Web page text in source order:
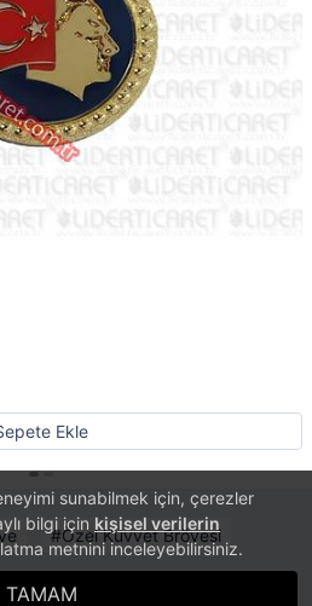
sunabilmek için, çerezler
bilgi için kişisel verilerin
metnini inceleyebilirsiniz.
TAMAM
Ekle
Özel Kuvvet Brövesi